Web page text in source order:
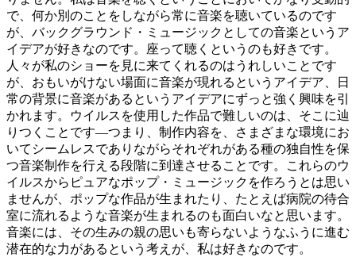
で、何か別のことをしながら常に音楽を聴いているのです
が、バックグラウンド・ミュージックとしての音楽というア
イデアが好きなのです。座って聴くというのも好きです。
人々が私のショーを見に来てくれるのはうれしいことです
が、おもいがけない場面に音楽が現れるというアイデア、日
常の背景に音楽があるというアイデアにずっと強く興味を引
かれます。ウイルスを使用した作品で難しいのは、そこに辿
りつくことです―つまり、制作内容を、さまざまな環境にお
いてシームレスでありながらそれぞれがある種の独自性を保
つ音楽制作を行える段階に到達させることです。これらのウ
イルスからピュアなポップ・ミュージックを作ろうとは思い
ませんが、ポップな作品が生まれたり、たとえば病院の待合
室に流れるような音楽が生まれるのも面白いなと思います。
音楽には、その生みの親の思いも寄らないようなふうに進む
潜在的な力があるという考えが、私は好きなのです。